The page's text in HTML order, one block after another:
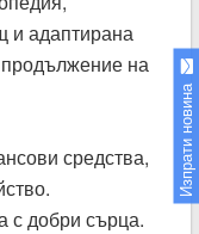
и адаптирана
на
средства,
с добри сърца.
Изпрати новина